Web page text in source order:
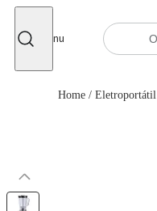
Menu
Home / Eletroportátil